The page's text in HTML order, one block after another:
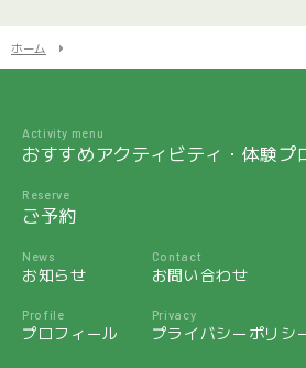
ホーム
Activity menu
おすすめアクティビティ・体験プ
Reserve
ご予約
News
お知らせ
Profile
プロフィール
Contact
お問い合わせ
Privacy
プライバシーポリシ